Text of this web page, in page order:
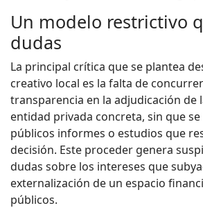
Un modelo restrictivo
dudas
La principal crítica que se plantea
creativo local es la falta de
transparencia en la adjudicación de
entidad privada concreta, sin que
públicos informes o estudios que
decisión. Este proceder genera
dudas sobre los intereses que
externalización de un espacio
públicos.